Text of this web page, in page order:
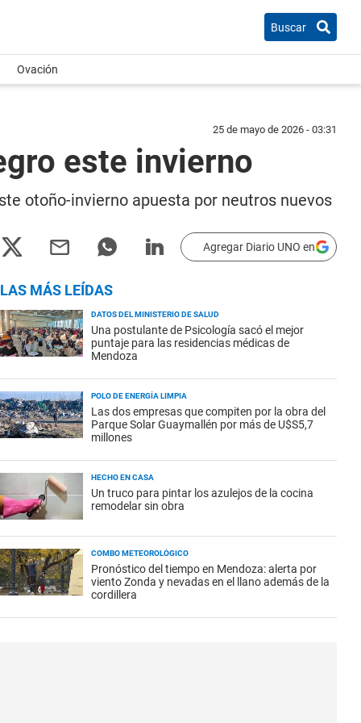
Buscar
Ovación
25 de mayo de 2026 - 03:31
este invierno
otoño-invierno apuesta por neutros nuevos
Agregar Diario UNO en
LAS MÁS LEÍDAS
DATOS DEL MINISTERIO DE SALUD
Una postulante de Psicología sacó el mejor
puntaje para las residencias médicas de
Mendoza
POLO DE ENERGÍA LIMPIA
Las dos empresas que compiten por la obra del
Parque Solar Guaymallén por más de U$S5,7
millones
HECHO EN CASA
Un truco para pintar los azulejos de la cocina
remodelar sin obra
COMBO METEOROLÓGICO
Pronóstico del tiempo en Mendoza: alerta por
viento Zonda y nevadas en el llano además de la
cordillera